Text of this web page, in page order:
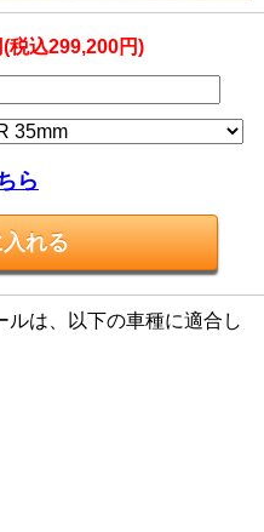
税込299,200円)
ら
ルは、以下の車種に適合し